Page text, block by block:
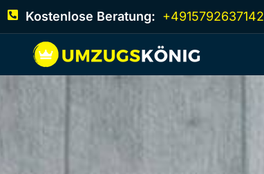
Kostenlose Beratung: +4915792637142